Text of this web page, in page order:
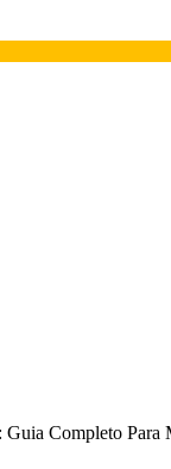
Completo Para